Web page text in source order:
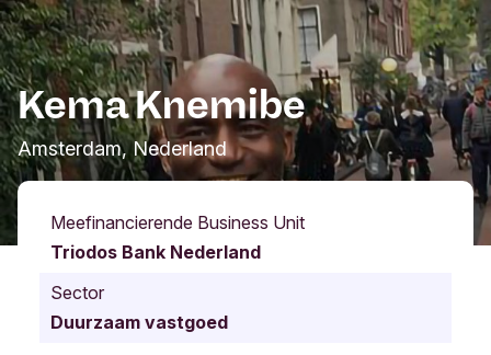
Kema Knemibe
Amsterdam, Nederland
Meefinancierende Business Unit
Triodos Bank Nederland
Sector
Duurzaam vastgoed